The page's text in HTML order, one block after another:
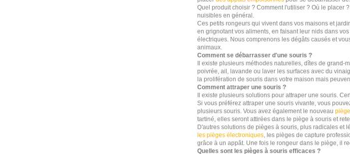
Quel produit choisir ? Comment l'utiliser ? Où le placer
nuisibles en général.
Ces petits rongeurs qui vivent dans vos maisons et
en grignotant vos aliments, en faisant leur nids dans
électriques. Nous comprenons les dégâts causés et
animaux.
Comment se débarrasser d'une souris ?
Il existe plusieurs méthodes naturelles, dîtes de
poivrée, ail, lavande ou laver les surfaces avec du
la prolifération de souris dans votre maison mais
Comment attraper une souris ?
Il existe plusieurs solutions pour attraper une souris.
Si vous préférez attraper une souris vivante, vous
plusieurs souris. Vous avez également le nouveau
tartiné, elles seront attirées dans le piège à souris et
D'autres solutions de pièges à souris, plus radicales et
les pièges électroniques, les pièges de capture
grâce à un appât. Une fois le rongeur dans le piège, il
Quelles sont les pièges à souris efficaces ?